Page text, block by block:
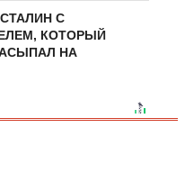
С
КОТОРЫЙ
НА